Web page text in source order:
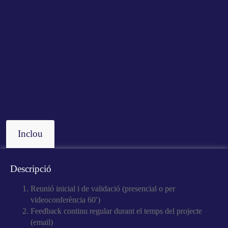
Inclou
Descripció
Reunió inicial i de validació (presencial o per
videoconferència 60′)
Feedback continu regular durant el temps del projecte
(email)